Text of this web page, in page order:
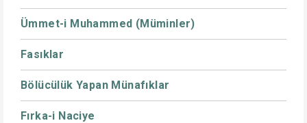
Ümmet-i Muhammed (Müminler)
Fasıklar
Bölücülük Yapan Münafıklar
Fırka-i Naciye